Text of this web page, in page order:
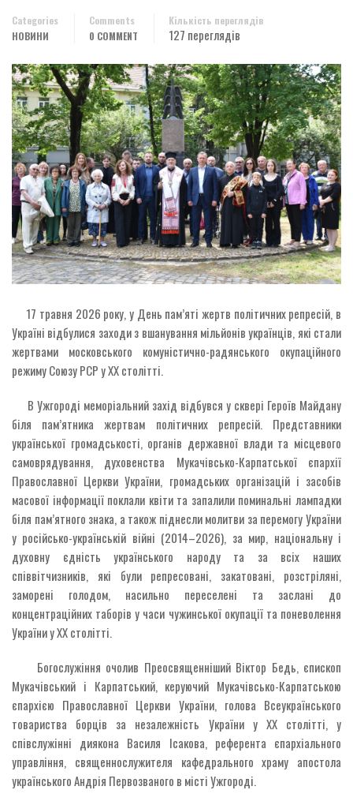
Categories
НОВИНИ
Comments
0 COMMENT
Кількість переглядів
127 переглядів
17 травня 2026 року, у День пам’яті жертв політичних репресій, в
Україні відбулися заходи з вшанування мільйонів українців, які стали
жертвами московського комуністично-радянського окупаційного
режиму Союзу РСР у ХХ столітті.
В Ужгороді меморіальний захід відбувся у сквері Героїв Майдану
біля пам’ятника жертвам політичних репресій. Представники
української громадськості, органів державної влади та місцевого
самоврядування, духовенства Мукачівсько-Карпатської єпархії
Православної Церкви України, громадських організацій і засобів
масової інформації поклали квіти та запалили поминальні лампадки
біля пам’ятного знака, а також піднесли молитви за перемогу України
у російсько-українській війні (2014–2026), за мир, національну і
духовну єдність українського народу та за всіх наших
співвітчизників, які були репресовані, закатовані, розстріляні,
заморені голодом, насильно переселені та заслані до
концентраційних таборів у часи чужинської окупації та поневолення
України у ХХ столітті.
Богослужіння очолив Преосвященніший Віктор Бедь, єпископ
Мукачівський і Карпатський, керуючий Мукачівсько-Карпатською
єпархією Православної Церкви України, голова Всеукраїнського
товариства борців за незалежність України у ХХ столітті, у
співслужінні диякона Василя Ісакова, референта єпархіального
управління, священнослужителя кафедрального храму апостола
українського Андрія Первозваного в місті Ужгороді.